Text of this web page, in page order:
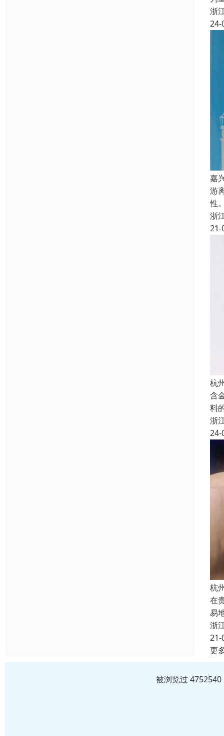
浙
24-
嘉
游
性
浙
21-
杭
含
料
浙
24-
杭
在
易
浙
21-
更
被浏览过